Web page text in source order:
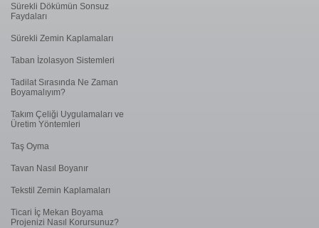
Sürekli Dökümün Sonsuz
Faydaları
Sürekli Zemin Kaplamaları
Taban İzolasyon Sistemleri
Tadilat Sırasında Ne Zaman
Boyamalıyım?
Takım Çeliği Uygulamaları ve
Üretim Yöntemleri
Taş Oyma
Tavan Nasıl Boyanır
Tekstil Zemin Kaplamaları
Ticari İç Mekan Boyama
Projenizi Nasıl Korursunuz?